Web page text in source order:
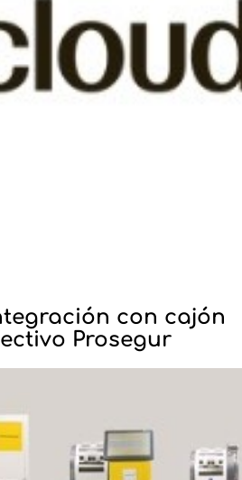
con cajón
Prosegur